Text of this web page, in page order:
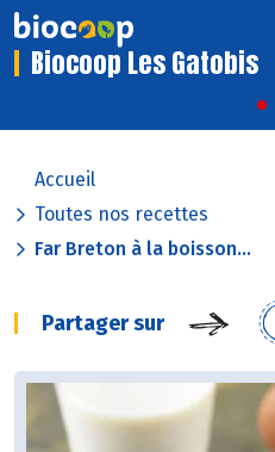
Biocoop Les Gatobis
Accueil
Toutes nos recettes
Far Breton à la boisson...
Partager sur